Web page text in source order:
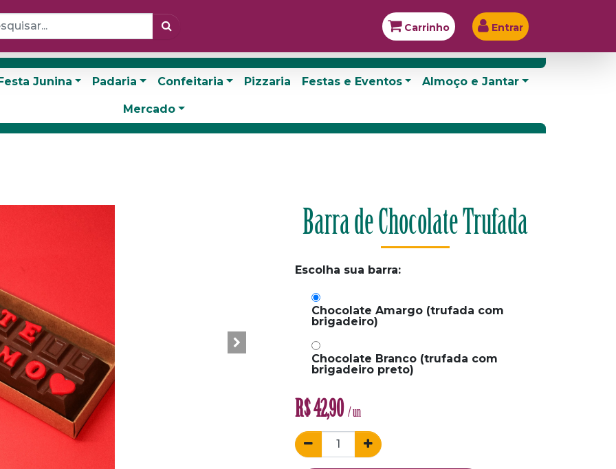
Carrinho Entrar
Junina Padaria Confeitaria Pizzaria Festas e Eventos Almoço e Jantar
Mercado
Barra de Chocolate Trufada
Escolha sua barra:
Chocolate Amargo (trufada com
brigadeiro)
Chocolate Branco (trufada com
brigadeiro preto)
R$42,90 / un